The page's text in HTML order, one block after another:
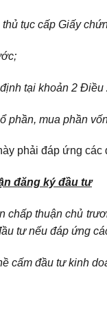
tục cấp Giấy
tại khoản 2 Điều
phần, mua phần
phải đáp ứng các
đăng ký đầu tư
thuận chủ
tư nếu đáp ứng
cấm đầu tư kinh